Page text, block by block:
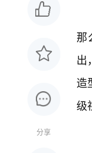
分享
那
出
造
级